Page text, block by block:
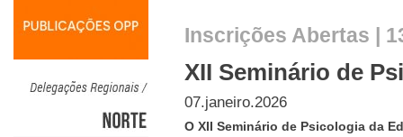
Inscrições Abertas |
XII Seminário de
07.janeiro.2026
O XII Seminário de Psicologia da